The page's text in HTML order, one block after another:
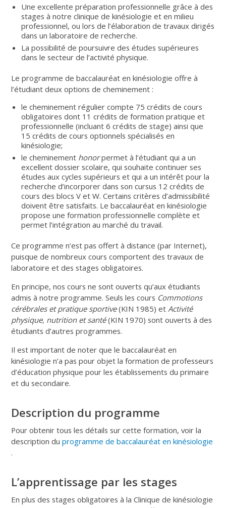
Une excellente préparation professionnelle grâce à des
stages à notre clinique de kinésiologie et en milieu
professionnel, ou lors de l’élaboration de travaux dirigés
dans un laboratoire de recherche.
La possibilité de poursuivre des études supérieures
dans le secteur de l’activité physique.
Le programme de baccalauréat en kinésiologie offre à
l’étudiant deux options de cheminement :
le cheminement régulier compte 75 crédits de cours
obligatoires dont 11 crédits de formation pratique et
professionnelle (incluant 6 crédits de stage) ainsi que
15 crédits de cours optionnels spécialisés en
kinésiologie;
le cheminement honorpermet à l’étudiant qui a un
excellent dossier scolaire, qui souhaite continuer ses
études aux cycles supérieurs et qui a un intérêt pour la
recherche d’incorporer dans son cursus 12 crédits de
cours des blocs V et W. Certains critères d’admissibilité
doivent être satisfaits. Le baccalauréat en kinésiologie
propose une formation professionnelle complète et
permet l’intégration au marché du travail.
Ce programme n’est pas offert à distance (par Internet),
puisque de nombreux cours comportent des travaux de
laboratoire et des stages obligatoires.
En principe, nos cours ne sont ouverts qu’aux étudiants
admis à notre programme. Seuls les cours Commotions
cérébrales et pratique sportive(KIN 1985) et Activité
physique, nutrition et santé(KIN 1970) sont ouverts à des
étudiants d’autres programmes.
Il est important de noter que le baccalauréat en
kinésiologie n’a pas pour objet la formation de professeurs
d’éducation physique pour les établissements du primaire
et du secondaire.
Description du programme
Pour obtenir tous les détails sur cette formation, voir la
description duprogramme de baccalauréat en kinésiologie
.
L’apprentissage par les stages
En plus des stages obligatoires à la Clinique de kinésiologie